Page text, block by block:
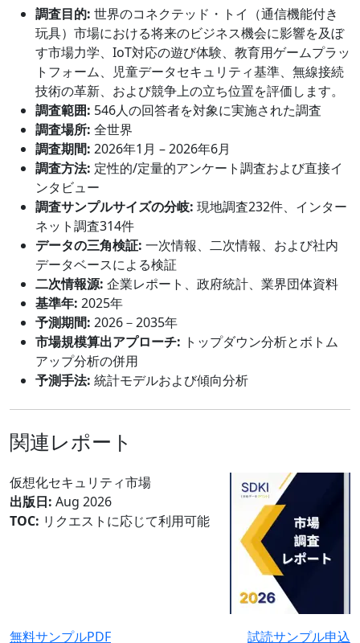
調査目的: 世界のコネクテッド・トイ（通信機能付き
玩具）市場における将来のビジネス機会に影響を及ぼ
す市場力学、IoT対応の遊び体験、教育用ゲームプラッ
トフォーム、児童データセキュリティ基準、無線接続
技術の革新、および競争上の立ち位置を評価します。
調査範囲: 546人の回答者を対象に実施された調査
調査場所: 全世界
調査期間: 2026年1月 – 2026年6月
調査方法: 定性的/定量的アンケート調査および直接イ
ンタビュー
調査サンプルサイズの分岐: 現地調査232件、インター
ネット調査314件
データの三角検証: 一次情報、二次情報、および社内
データベースによる検証
二次情報源: 企業レポート、政府統計、業界団体資料
基準年: 2025年
予測期間: 2026－2035年
市場規模算出アプローチ: トップダウン分析とボトム
アップ分析の併用
予測手法: 統計モデルおよび傾向分析
関連レポート
仮想化セキュリティ市場
出版日: Aug 2026
TOC: リクエストに応じて利用可能
無料サンプルPDF
試読サンプル申込